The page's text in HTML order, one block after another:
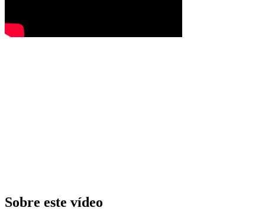
Sobre este vídeo